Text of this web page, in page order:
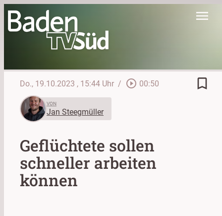
menu
Do., 19.10.2023 , 15:44 Uhr / play_circle_outline 00:50 bookmark_border
VON
Jan Steegmüller
Geflüchtete sollen
schneller arbeiten
können